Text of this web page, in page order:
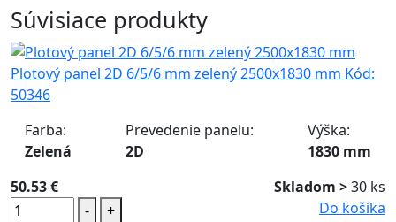
Súvisiace produkty
Plotový panel 2D 6/5/6 mm zelený 2500x1830 mm Kód:
50346
Farba:
Zelená
Prevedenie panelu:
2D
Výška:
1830 mm
50.53 €
Skladom >30 ks
-
+
Do košíka